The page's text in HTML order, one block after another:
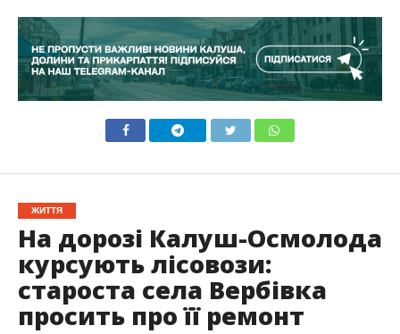
ЖИТТЯ
На дорозі Калуш-Осмолода
курсують лісовози:
староста села Вербівка
просить про її ремонт